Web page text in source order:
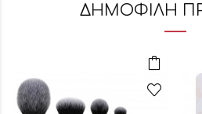
ΔΗΜΟΦΙΛΗ